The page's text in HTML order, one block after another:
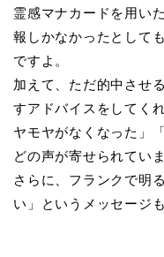
霊感マナカードを用い
報しかなかったとして
ですよ。
加えて、ただ的中させ
すアドバイスをしてく
ヤモヤがなくなった」
どの声が寄せられていま
さらに、フランクで明
い」というメッセージ